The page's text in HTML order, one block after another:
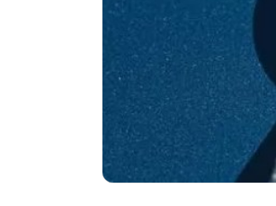
太原市迎泽区
沈阳市沈河区
沈阳市沈河区中
乌鲁木齐市天
温州市鹿城区
哈尔滨市道里
大连市中山区